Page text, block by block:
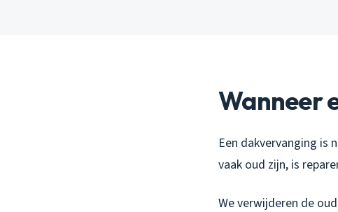
Wanneer
Een dakvervanging is
vaak oud zijn, is
We verwijderen de